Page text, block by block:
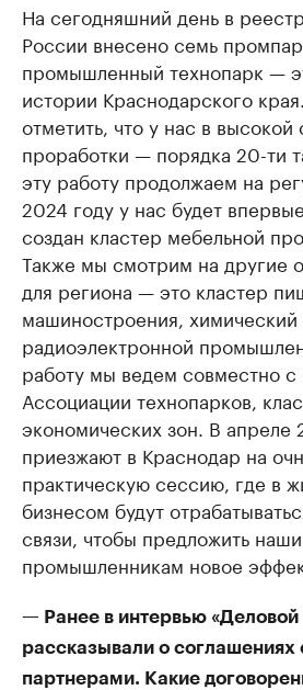
На сегодняшний день в
России внесено семь
промышленный технопарк —
истории Краснодарского
отметить, что у нас в высокой
проработки — порядка 20-ти
эту работу продолжаем на
2024 году у нас будет
создан кластер мебельной
Также мы смотрим на другие
для региона — это кластер
машиностроения, химический
радиоэлектронной
работу мы ведем совместно с
Ассоциации технопарков,
экономических зон. В апреле
приезжают в Краснодар на
практическую сессию, где в
бизнесом будут
связи, чтобы предложить
промышленникам новое
— Ранее в интервью «Деловой
рассказывали о
партнерами. Какие